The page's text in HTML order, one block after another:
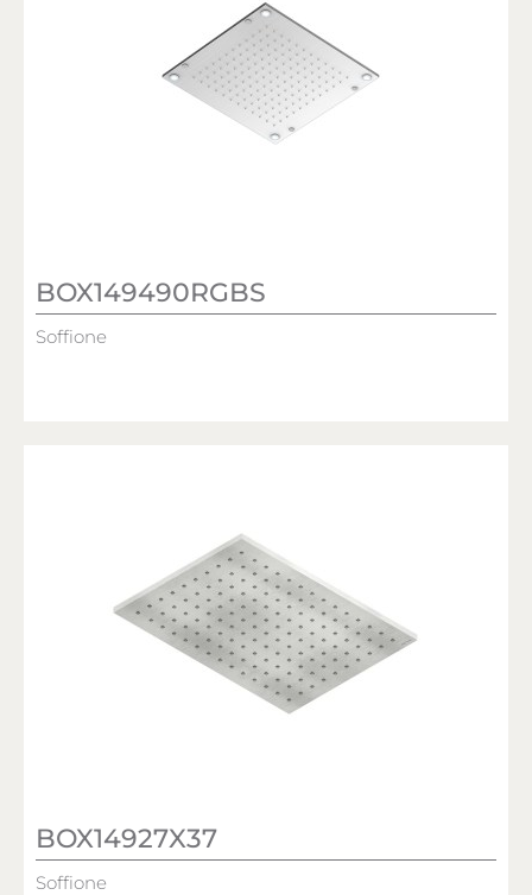
BOX149490RGBS
Soffione
BOX14927X37
Soffione